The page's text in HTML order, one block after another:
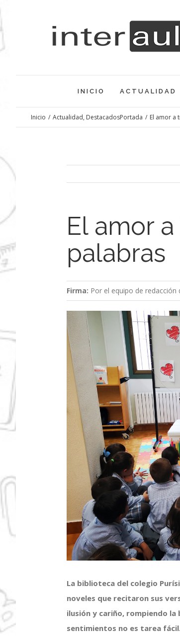
INICIO ACTUALIDAD
Inicio / Actualidad, DestacadosPortada / El amor a
El amor
palabras
Firma: Por el equipo de redacción
Ver
imagen
más
grande
La biblioteca del colegio
noveles que recitaron sus
ilusión y cariño, rompiendo la
sentimientos no es tarea fácil.